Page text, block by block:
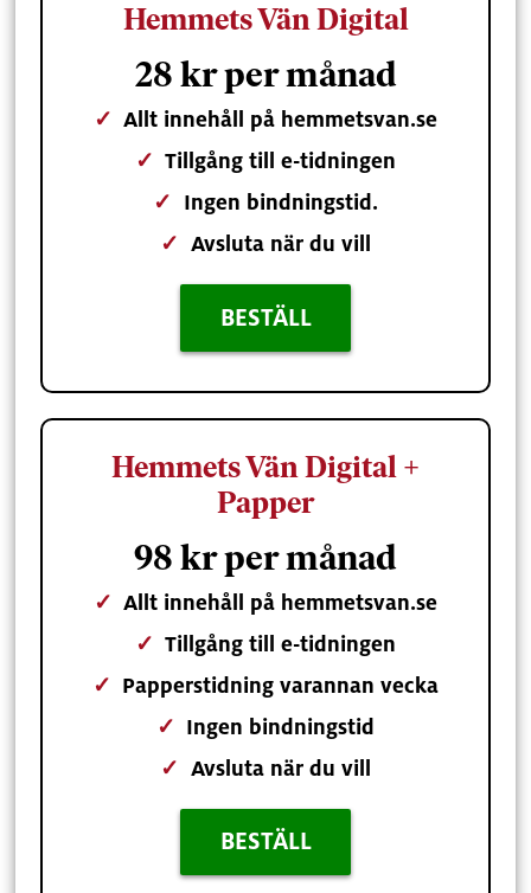
Hemmets Vän Digital
28 kr per månad
✓ Allt innehåll på hemmetsvan.se
✓ Tillgång till e-tidningen
✓ Ingen bindningstid.
✓ Avsluta när du vill
BESTÄLL
Hemmets Vän Digital +
Papper
98 kr per månad
✓ Allt innehåll på hemmetsvan.se
✓ Tillgång till e-tidningen
✓ Papperstidning varannan vecka
✓ Ingen bindningstid
✓ Avsluta när du vill
BESTÄLL